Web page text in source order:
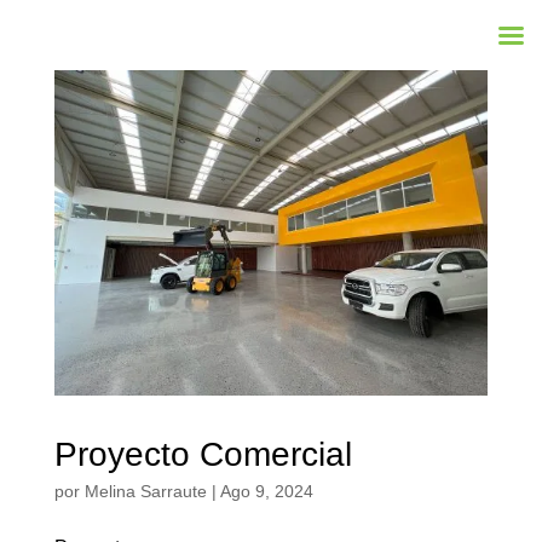
Proyecto Comercial
por Melina Sarraute | Ago 9, 2024